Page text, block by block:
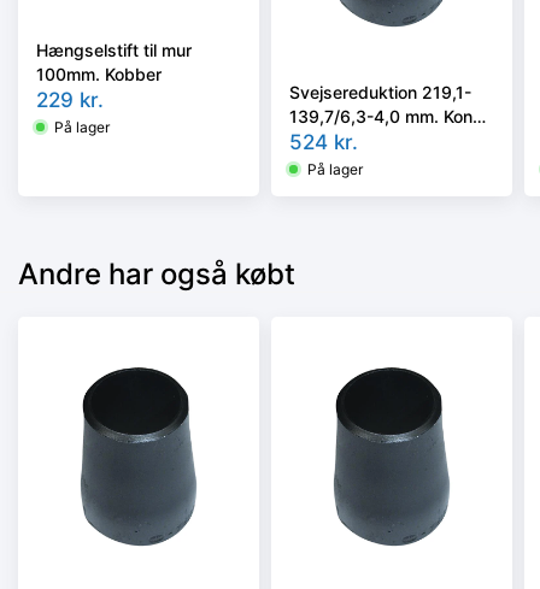
Hængselstift til mur
100mm. Kobber
229 kr.
På lager
Svejsereduktion 219,1-
139,7/6,3-4,0 mm. Konc.
Slyngr. Faset, Kval.
P235GH, EN 10253-
524 kr.
På lager
Andre har også købt